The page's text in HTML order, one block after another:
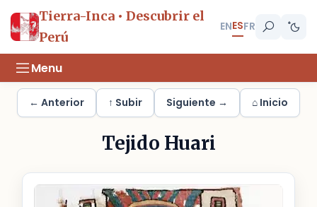
Tierra-Inca • Descubrir el
Perú
ENESFR
Menu
← Anterior ↑ Subir Siguiente → ⌂ Inicio
Tejido Huari